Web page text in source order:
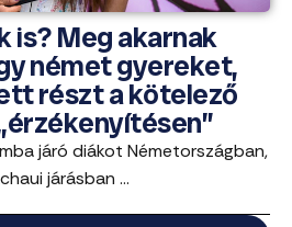
is? Meg akarnak
német gyereket,
részt a kötelező
járó diákot Németországban,
járásban ...